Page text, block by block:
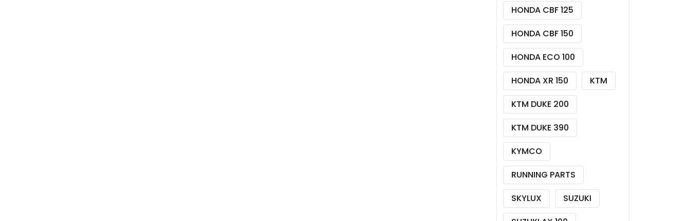
HONDA CBF 125
HONDA CBF 150
HONDA ECO 100
HONDA XR 150
KTM
KTM DUKE 200
KTM DUKE 390
KYMCO
RUNNING PARTS
SKYLUX
SUZUKI